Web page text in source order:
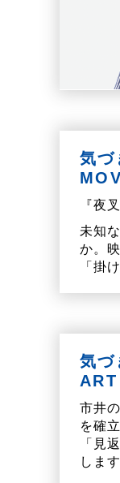
気づ
『夜
未知
か。
「掛
気づ
ART
市井
を確
「見
します